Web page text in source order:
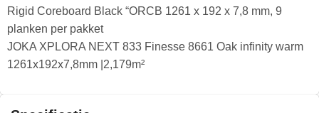
Rigid Coreboard Black “ORCB 1261 x 192 x 7,8 mm, 9
planken per pakket
JOKA XPLORA NEXT 833 Finesse 8661 Oak infinity warm
1261x192x7,8mm |2,179m²